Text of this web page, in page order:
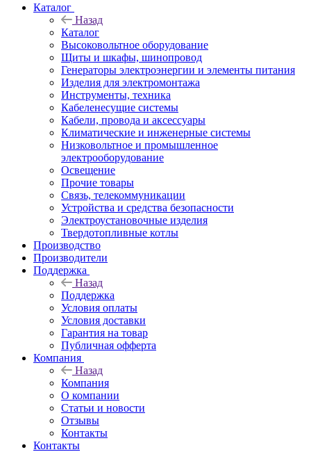
Каталог
Назад
Каталог
Высоковольтное оборудование
Щиты и шкафы, шинопровод
Генераторы электроэнергии и элементы питания
Изделия для электромонтажа
Инструменты, техника
Кабеленесущие системы
Кабели, провода и аксессуары
Климатические и инженерные системы
Низковольтное и промышленное
электрооборудование
Освещение
Прочие товары
Связь, телекоммуникации
Устройства и средства безопасности
Электроустановочные изделия
Твердотопливные котлы
Производство
Производители
Поддержка
Назад
Поддержка
Условия оплаты
Условия доставки
Гарантия на товар
Публичная офферта
Компания
Назад
Компания
О компании
Статьи и новости
Отзывы
Контакты
Контакты